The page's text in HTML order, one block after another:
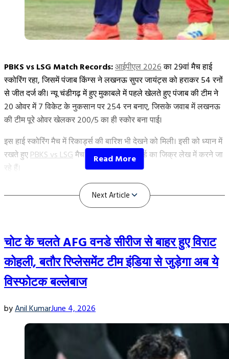
PBKS vs LSG Match Records:आईपीएल 2026का 29वां मैच हाई
स्कोरिंग रहा, जिसमें पंजाब किंग्स ने लखनऊ सुपर जायंट्स को हराकर 54 रनों
से जीत दर्ज की। न्यू चंडीगढ़ में हुए मुकाबले में पहले खेलते हुए पंजाब की टीम ने
20 ओवर में 7 विकेट के नुकसान पर 254 रन बनाए, जिसके जवाब में लखनऊ
की टीम पूरे ओवर खेलकर 200/5 का ही स्कोर बना पाई।
इस हाई स्कोरिंग मैच में रिकार्ड्स की बारिश भी देखने को मिली। इसी को ध्यान में
रखते हुएPBKS vs LSGमैच में बने 21 अहम रिकॉर्ड का जिक्र लेख में करने जा
रहे हैं।
PBKS vs LSG मैच में बने 21 रिकॉर्ड पर एक नजर
चोट के चलते AFG वनडे सीरीज से बाहर हुए विराट
कोहली, बतौर रिप्लेसमेंट टीम इंडिया से जुड़ेगा अब ये
विस्फोटक बल्लेबाज
byAnil KumarJune 4, 2026